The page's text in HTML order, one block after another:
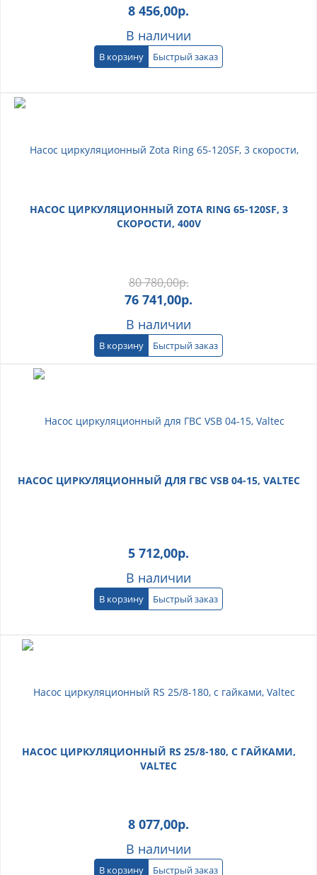
8 456,00р.
В наличии
В корзину Быстрый заказ
НАСОС ЦИРКУЛЯЦИОННЫЙ ZOTA RING 65-120SF, 3
СКОРОСТИ, 400V
80 780,00р.
76 741,00р.
В наличии
В корзину Быстрый заказ
НАСОС ЦИРКУЛЯЦИОННЫЙ ДЛЯ ГВС VSB 04-15, VALTEC
5 712,00р.
В наличии
В корзину Быстрый заказ
НАСОС ЦИРКУЛЯЦИОННЫЙ RS 25/8-180, С ГАЙКАМИ,
VALTEC
8 077,00р.
В наличии
В корзину Быстрый заказ